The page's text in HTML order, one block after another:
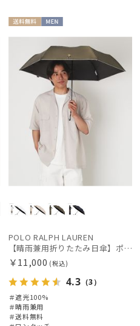
POLO RALPH LAUREN
【晴雨兼用折りたたみ日傘】ポロ ラルフ ローレン (POLO RALPH LAUREN) ポロベア 遮光100% UVメンズ日傘 自動開閉
￥11,000 (税込)
4.3 （3）
＃遮光100%
＃晴雨兼用
＃送料無料